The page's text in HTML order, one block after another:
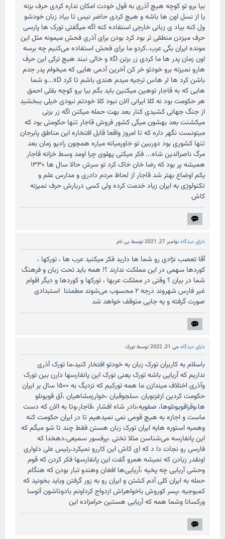
بیا برو تو کوچه هیچ آذری به قول خودت امکان نداره کردی حرف بزنه
یا از نسل اون ها باشه و هیچ کردی حاضر نیس تا بیاد زبان خودشو
ول کنه بیاد ی زبانی خارجی استفاده کنه اگه میگفتی تورک ها پارسی
حرف میزدن منطقی تر بود کرد بودن برای آذری فحش میمونه مثل این
مونده ایران بگی عرب..کردو ما برای فحش استفاده می‌کنیم چه برسه
اون زمان پدر ها ما کردی زر بزنن xD و خالی نبند هیچ ترکی این حرف
هارو نمیزنه برو خودتو خر کن آخرین آدمی هایی که میخوام پدر جدم
باشن کرد ها لر هاس ترجیه میدم هندی باشم تا کرد xD...و شما
هایی که به قاجار توهین میکنین باید بگم بیا برو کوچه بقلی احمق
هر حکومت بود نه کلا ایرانی الان نبود کلا خودتم نبودی خیلی ببخشید
از جنگ جهانی کشیدی کنار بعد بهت حمله میکنن اگه زر بزنی
میکشنت بعد بهشون میگی کشور فروش قاجار تنها حکومتی بود که
میتونست نگهر داره که تا امروز واقعا قابل افتخاره این مناطق پابرجان
تنها کشوری بود دوربین تو خاورمیانه میاره همچون رادیو زمان بعد
مرگ ناصرالدین شاه... فکر میکنی پهلوی چرا اومد وسط خزانه قاجار
همیشه پر بود که رضا خان خاک کرد تو سرش حالا سال ها ۱۳۳۰
یکم اوضاع بهتر شد قاجار از لحاظ مردم دادری و مدارس علم و
تکنولوژی به ایران زیاد خدمت کرده ولی کسی دربارش حرف نمیزنه
کاش
دارای دیدگاهنوامبر 27, 2021 توسطبی نام
آقا تعصب نژادی رو شما ها دارید فکر میکنید عرب ها ، تورکها ،
کوردها سهمی در این مملکت ندارند ؟! همه باید تحت زبان و فرهنگ
شما در بیان ؟ وقتی در مملکت عربها ، تورکها و کوردها و دیگر اقوام
غیر فارس شهروند درجه ۲ محسوب می‌شوند مطمئنا استبدادی
صورت گرفته و یه جایی متوقف خواهد شد
دارای دیدگاهمی 31, 2022 توسطتورک
باسلام به کاربران تورک زبان به خودتو افتخار کنید،ما تورک آذری
نداریم که آریایی باشه تورک یعنی تورک این پانفارسها دارن بین تورک
وآذری اختلاف میندازن ما همه تورکیم که نزدیگ به ۱۵۰۰ سال بر ایران
حکومت کردین ازغزنویان ،سلجوقیان ،خوارزمشاهیان ،آق قویونلو
ها،وقراقویونلوها، صفویه،نادر شاه افشار ،قاجار،وتا به الان که دست
ماست و اجازه به هیچ قومی نمی نمیدهیم تا در ایران حکومت کنه
وهمیه استوره هایه ایران تورک زبان هستن فقط چند تا شو میگم که
این پانفارسه می‌شناسن مثلا تختی ،پرفسور سمیعی،دهخدا که
فارسی رو نجات دا د که ای کاش این کاررو نمیکرد،رئیس علی دلواری
اونقدر زیادن که نمیشه همرو گفت این پانفارسها فکر کردن که قوم
وحشی آریایی چه پخیه ،آریایی‌ها افغان وهندو تبار بودن که هنگام
حمله به ایران کلی آدم کشتن و ایران رو به زور گرفتن وباید بخونید که
کمبوجيه ،پسر کوروش باخواهراش ازدواج کرداونم بادوتاشون آتوسا
ورکسانا وشما همه که آریایی هستین حرامزاده این